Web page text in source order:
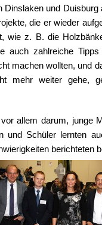
Dinslaken und
die er wieder
wie z. B. die
auch zahlreiche
machen wollten, und
mehr weiter gehe,
allem darum, junge
und Schüler lernten
berichteten